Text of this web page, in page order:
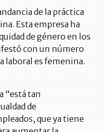
de la práctica
Esta empresa ha
de género en los
con un número
laboral es femenina.
“está tan
de
que ya tiene